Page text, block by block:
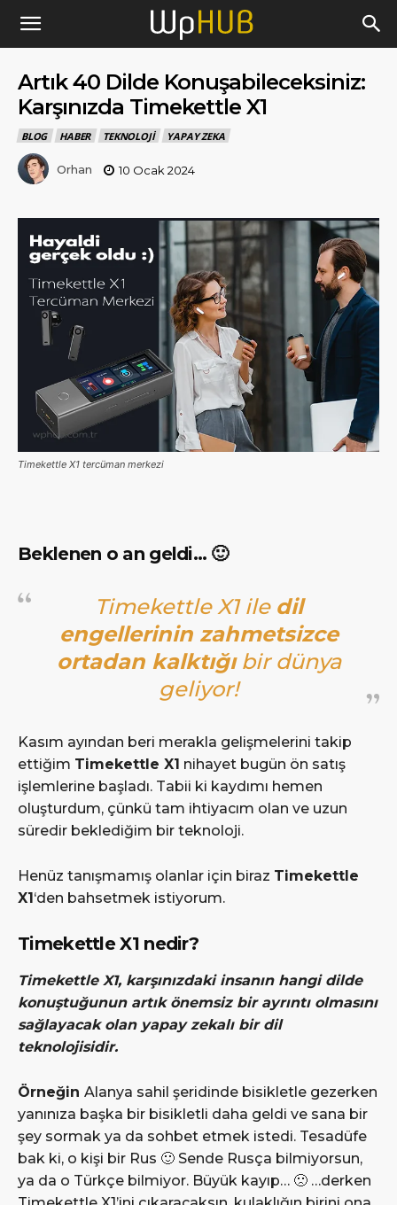
Artık 40 Dilde Konuşabileceksiniz:
Karşınızda Timekettle X1
BLOG HABER TEKNOLOJI YAPAY ZEKA
Orhan 10 Ocak 2024
Timekettle X1 tercüman merkezi
Beklenen o an geldi… 🙂
Timekettle X1 ile dil
engellerinin zahmetsizce
ortadan kalktığıbir dünya
geliyor!
Kasım ayından beri merakla gelişmelerini takip
ettiğim Timekettle X1 nihayet bugün ön satış
işlemlerine başladı. Tabii ki kaydımı hemen
oluşturdum, çünkü tam ihtiyacım olan ve uzun
süredir beklediğim bir teknoloji.
Henüz tanışmamış olanlar için biraz Timekettle
X1‘den bahsetmek istiyorum.
Timekettle X1 nedir?
Timekettle X1, karşınızdaki insanın hangi dilde
konuştuğunun artık önemsiz bir ayrıntı olmasını
sağlayacak olan yapay zekalı bir dil
teknolojisidir.
Örneğin Alanya sahil şeridinde bisikletle gezerken
yanınıza başka bir bisikletli daha geldi ve sana bir
şey sormak ya da sohbet etmek istedi. Tesadüfe
bak ki, o kişi bir Rus 🙂 Sende Rusça bilmiyorsun,
ya da o Türkçe bilmiyor. Büyük kayıp… 🙁 …derken